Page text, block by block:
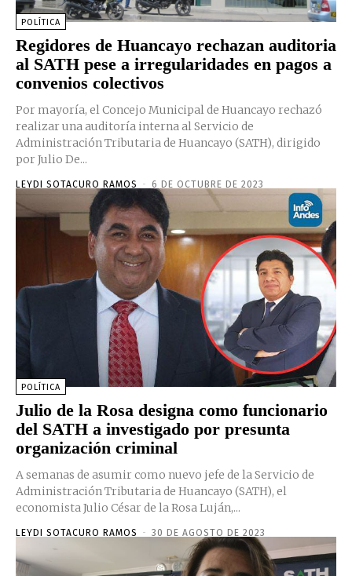
POLÍTICA
Regidores de Huancayo rechazan auditoria
al SATH pese a irregularidades en pagos a
convenios colectivos
Por mayoría, el Concejo Municipal de Huancayo rechazó
realizar una auditoría interna al Servicio de
Administración Tributaria de Huancayo (SATH), dirigido
por Julio De...
LEYDI SOTACURO RAMOS - 6 DE OCTUBRE DE 2023
POLÍTICA
Julio de la Rosa designa como funcionario
del SATH a investigado por presunta
organización criminal
A semanas de asumir como nuevo jefe de la Servicio de
Administración Tributaria de Huancayo (SATH), el
economista Julio César de la Rosa Luján,...
LEYDI SOTACURO RAMOS - 30 DE AGOSTO DE 2023